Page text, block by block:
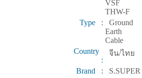
VSF
THW-F
Type :
Ground
Earth
Cable
Country
:
จีน/ไทย
Brand :
S.SUPER